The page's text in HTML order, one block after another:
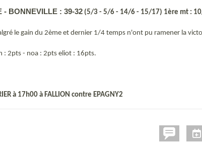
- BONNEVILLE : 39-32 (5/3 - 5/6 - 14/6 - 15/17) 1ère mt :
le gain du 2ème et dernier 1/4 temps n'ont pu ramener la
: 2pts - noa : 2pts eliot : 16pts.
à 17h00 à FALLION contre EPAGNY2